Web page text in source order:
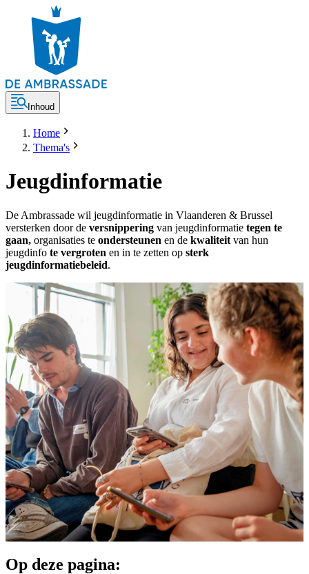
Inhoud
Home
Thema's
Jeugdinformatie
De Ambrassade wil jeugdinformatie in Vlaanderen & Brussel
versterken door de versnippering van jeugdinformatie tegen te
gaan, organisaties te ondersteunen en de kwaliteit van hun
jeugdinfo te vergroten en in te zetten op sterk
jeugdinformatiebeleid.
Op deze pagina: